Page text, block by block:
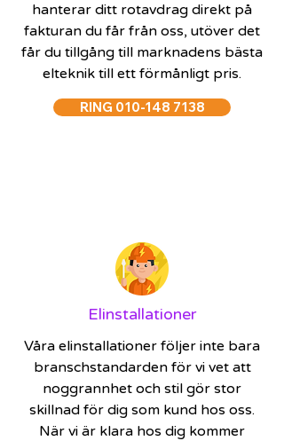
hanterar ditt rotavdrag direkt på
fakturan du får från oss, utöver det
får du tillgång till marknadens bästa
elteknik till ett förmånligt pris.
RING 010-148 7138
Elinstallationer
Våra elinstallationer följer inte bara
branschstandarden för vi vet att
noggrannhet och stil gör stor
skillnad för dig som kund hos oss.
När vi är klara hos dig kommer